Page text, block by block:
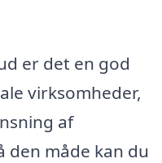
er det en god
virksomheder,
af
måde kan du